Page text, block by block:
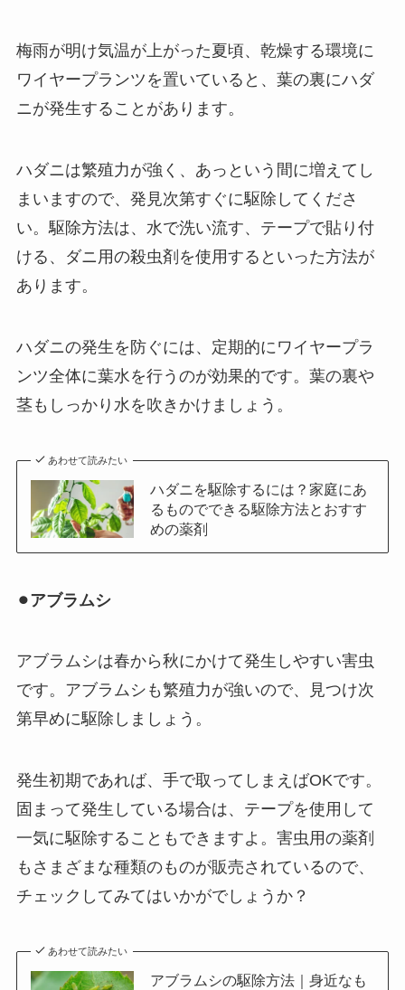
梅雨が明け気温が上がった夏頃、 乾燥する環境に
ワイヤープランツを置いていると、葉の裏にハダ
ニが発生することがあります。
ハダニは繁殖力が強く、あっという間に増えてし
まいますので、発見次第すぐに駆除してくださ
い。駆除方法は、水で洗い流す、テープで貼り付
ける、ダニ用の殺虫剤を使用するといった方法が
あります。
ハダニの発生を防ぐには、 定期的にワイヤープラ
ンツ全体に葉水を行うのが効果的です。葉の裏や
茎もしっかり水を吹きかけましょう。
あわせて読みたい
ハダニを駆除するには？家庭にあ
るものでできる駆除方法とおすす
めの薬剤
⚫︎アブラムシ
アブラムシは春から秋にかけて発生しやすい害虫
です。 アブラムシも繁殖力が強いので、見つけ次
第早めに駆除 しましょう。
発生初期であれば、手で取ってしまえばOKです。
固まって発生している場合は、テープを使用して
一気に駆除することもできますよ。害虫用の薬剤
もさまざまな種類のものが販売されているので、
チェックしてみてはいかがでしょうか？
あわせて読みたい
アブラムシの駆除方法｜身近なも